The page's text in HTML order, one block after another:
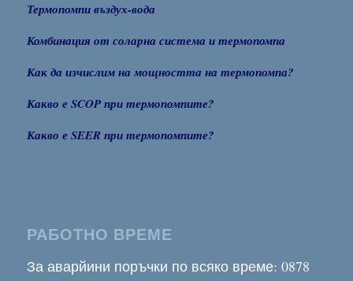
Термопомпи въздух-вода
Комбинация от соларна система и термопомпа
Как да изчислим на мощността на термопомпа?
Какво е SCOP при термопомпите?
Какво е SEER при термопомпите?
РАБОТНО ВРЕМЕ
За аварйини поръчки по всяко време: 0878